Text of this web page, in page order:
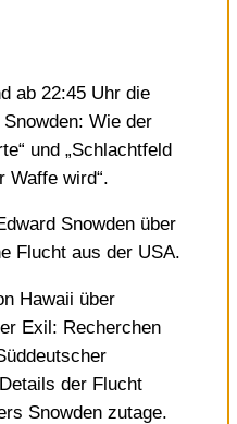
ab 22:45 Uhr die
Wie der
und „Schlachtfeld
Waffe wird“.
Snowden über
Flucht aus der USA.
Hawaii über
Exil: Recherchen
der Flucht
Snowden zutage.